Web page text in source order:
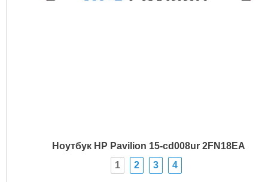
Ноутбук HP Pavilion 15-cd008ur 2FN18EA
1
2 3 4